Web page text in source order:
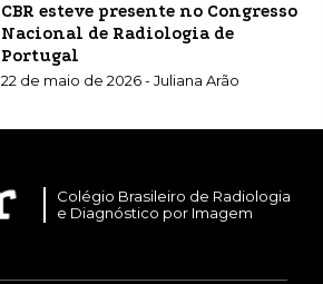
CBR esteve presente no Congresso
Nacional de Radiologia de
Portugal
22 de maio de 2026 - Juliana Arão
Colégio Brasileiro de Radiologia
e Diagnóstico por Imagem